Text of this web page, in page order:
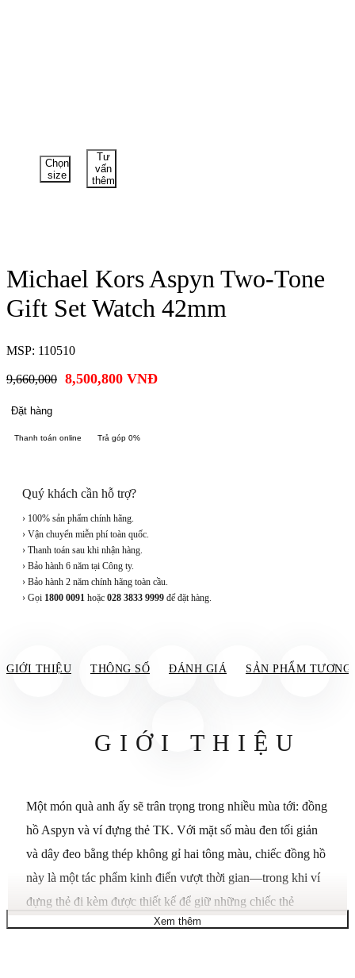
Chọn
size
Tư
vấn
thêm
Michael Kors Aspyn Two-Tone
Gift Set Watch 42mm
MSP: 110510
9,660,000 8,500,800 VNĐ
Đặt hàng
Thanh toán online Trả góp 0%
Quý khách cần hỗ trợ?
› 100% sản phẩm chính hãng.
› Vận chuyển miễn phí toàn quốc.
› Thanh toán sau khi nhận hàng.
› Bảo hành 6 năm tại Công ty.
› Bảo hành 2 năm chính hãng toàn cầu.
› Gọi 1800 0091 hoặc 028 3833 9999 để đặt hàng.
GIỚI THIỆU THÔNG SỐ ĐÁNH GIÁ SẢN PHẨM TƯƠNG
GIỚI THIỆU
Một món quà anh ấy sẽ trân trọng trong nhiều mùa tới: đồng
hồ Aspyn và ví đựng thẻ TK. Với mặt số màu đen tối giản
và dây đeo bằng thép không gỉ hai tông màu, chiếc đồng hồ
này là một tác phẩm kinh điển vượt thời gian—trong khi ví
đựng thẻ đi kèm được thiết kế để giữ những chiếc thẻ
thường dùng của bạn luôn bên cạnh một cách thời trang. Cả
Xem thêm